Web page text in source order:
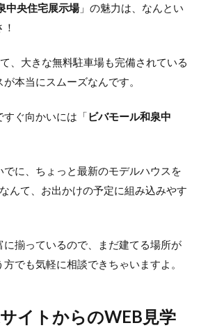
中央住宅展示場」の魅力は、なんとい
、大きな無料駐車場も完備されている
本当にスムーズなんです。
すぐ向かいには「ビバモール和泉中
でに、ちょっと最新のモデルハウスを
んて、お出かけの予定に組み込みやす
に揃っているので、まだ建てる場所が
でも気軽に相談できちゃいますよ。
イトからのWEB見学